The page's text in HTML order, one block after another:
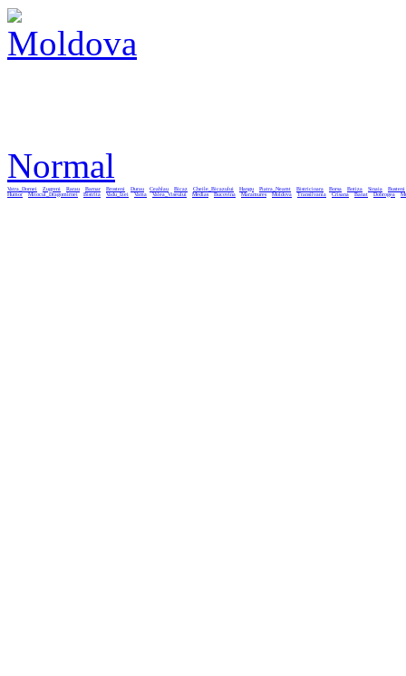
Normal
Vatra_Dornei Zugreni Rarau Barnar Brosteni Durau Ceahlau Bicaz Cheile_Bicazului Hangu Piatra_Neamt Bistricioara Borsa Botiza Sinaia
Busteni
Humor
Mitocul_Dragomirnei Bistrita Vadu_Izei Vama Valea_Viseului Medias Bucovina Maramures Moldova Transilvania Crisana Banat Dobrogea